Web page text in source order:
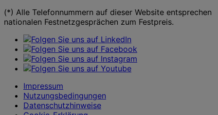
(*) Alle Telefonnummern auf dieser Website entsprechen
nationalen Festnetzgesprächen zum Festpreis.
Impressum
Nutzungsbedingungen
Datenschutzhinweise